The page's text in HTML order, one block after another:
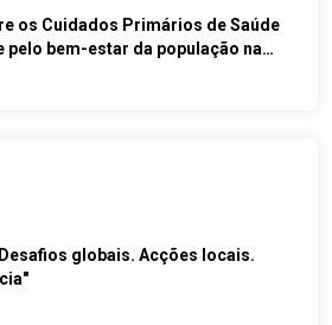
os Cuidados Primários de Saúde
pelo bem-estar da população na
globais. Acções locais.